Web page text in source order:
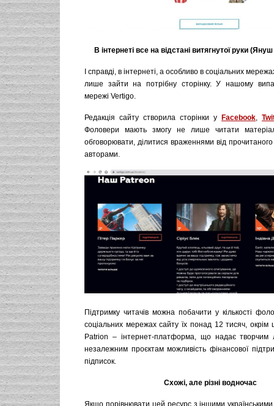
В інтернеті все на відстані витягнутої руки
І справді, в інтернеті, а особливо в соціальних
лише зайти на потрібну сторінку. У нашому
мережі Vertigo.
Редакція сайту створила сторінки у Facebook,
Фоловери мають змогу не лише читати
обговорювати, ділитися враженнями від прочитаного
авторами.
Підтримку читачів можна побачити у кількості
соціальних мережах сайту їх понад 12 тисяч, окрім
Patrion – інтернет-платформа, що надає творчим
незалежним проєктам можливість фінансової
підписок.
Схожі, але різні водночас
Якщо порівнювати цей ресурс з іншими